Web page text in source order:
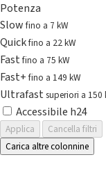
Potenza
Slowfino a 7 kW
Quickfino a 22 kW
Fastfino a 75 kW
Fast+fino a 149 kW
Ultrafast superiori a 150
Accessibile h24
Applica
Cancella filtri
Carica altre colonnine